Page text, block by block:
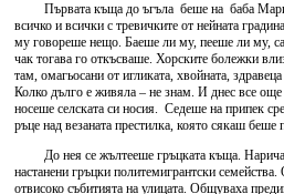
Първата къща до ъгъла беше на баба
всичко и всички с тревичките от нейната
му говореше нещо. Баеше ли му, пееше ли му,
чак тогава го откъсваше. Хорските болежки
там, омагьосани от игликата, хвойната,
Колко дълго е живяла – не знам. И днес все
носеше селската си носия. Седеше на припек
ръце над везаната престилка, която сякаш беше
До нея се жълтееше гръцката къща.
настанени гръцки политемигрантски
отвисоко събитията на улицата. Общуваха